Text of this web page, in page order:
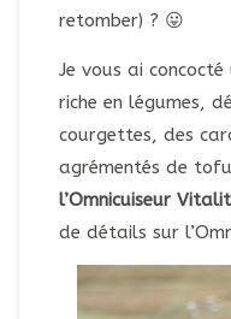
retomber) ? 😛
Je vous ai
riche en légumes,
courgettes, des
agrémentés de
l’Omnicuiseur
de détails sur